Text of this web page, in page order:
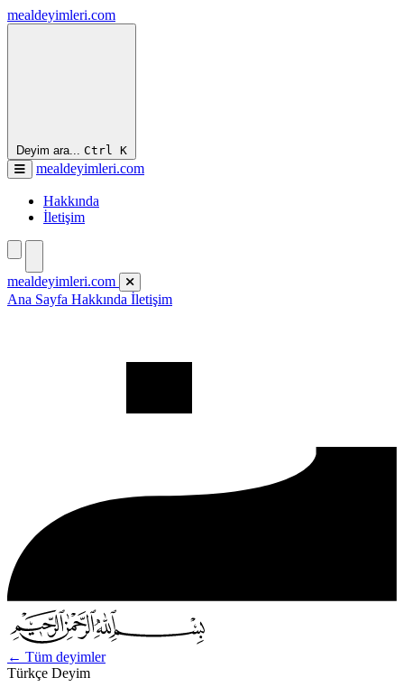
mealdeyimleri.com
Deyim ara... Ctrl K
mealdeyimleri.com
Hakkında
İletişim
mealdeyimleri.com
Ana Sayfa Hakkında İletişim
← Tüm deyimler
Türkçe Deyim